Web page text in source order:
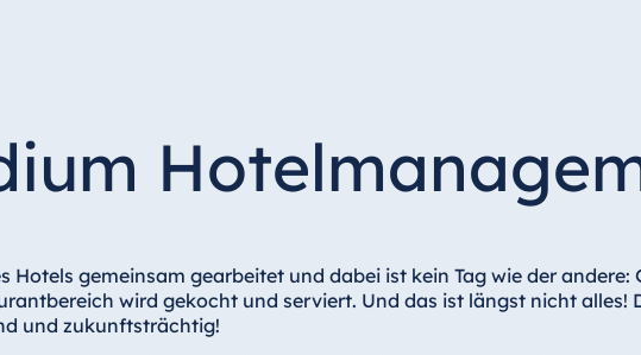
Hotels gemeinsam gearbeitet und dabei ist kein Tag wie der
wird gekocht und serviert. Und das ist längst nicht alles!
und zukunftsträchtig!